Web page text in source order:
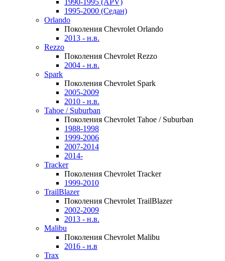
1990-1995 (APV)
1995-2000 (Седан)
Orlando
Поколения Chevrolet Orlando
2013 - н.в.
Rezzo
Поколения Chevrolet Rezzo
2004 - н.в.
Spark
Поколения Chevrolet Spark
2005-2009
2010 - н.в.
Tahoe / Suburban
Поколения Chevrolet Tahoe / Suburban
1988-1998
1999-2006
2007-2014
2014-
Tracker
Поколения Chevrolet Tracker
1999-2010
TrailBlazer
Поколения Chevrolet TrailBlazer
2002-2009
2013 - н.в.
Malibu
Поколения Chevrolet Malibu
2016 - н.в
Trax